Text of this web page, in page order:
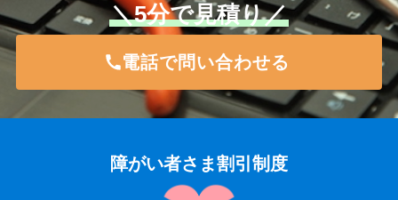
＼5分で見積り／
電話で問い合わせる
障がい者さま割引制度